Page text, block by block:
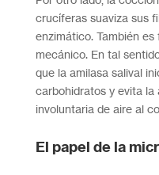
crucíferas suaviza sus
enzimático. También
mecánico. En tal
que la amilasa salival
carbohidratos y evita la
involuntaria de aire al
El papel de la